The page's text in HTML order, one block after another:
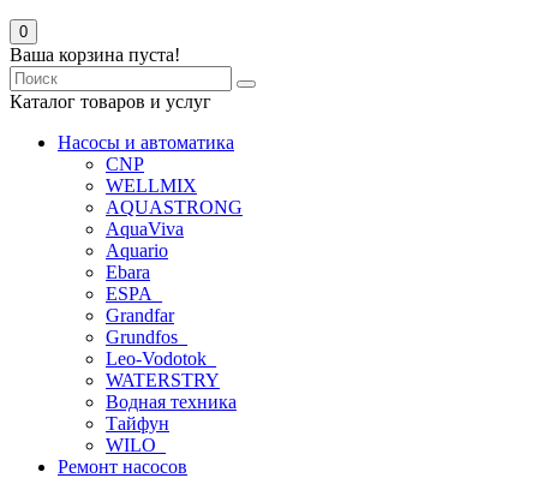
0
Ваша корзина пуста!
Каталог товаров и услуг
Насосы и автоматика
CNP
WELLMIX
AQUASTRONG
AquaViva
Aquario
Ebara
ESPA_
Grandfar
Grundfos_
Leo-Vodotok_
WATERSTRY
Водная техника
Тайфун
WILO_
Ремонт насосов